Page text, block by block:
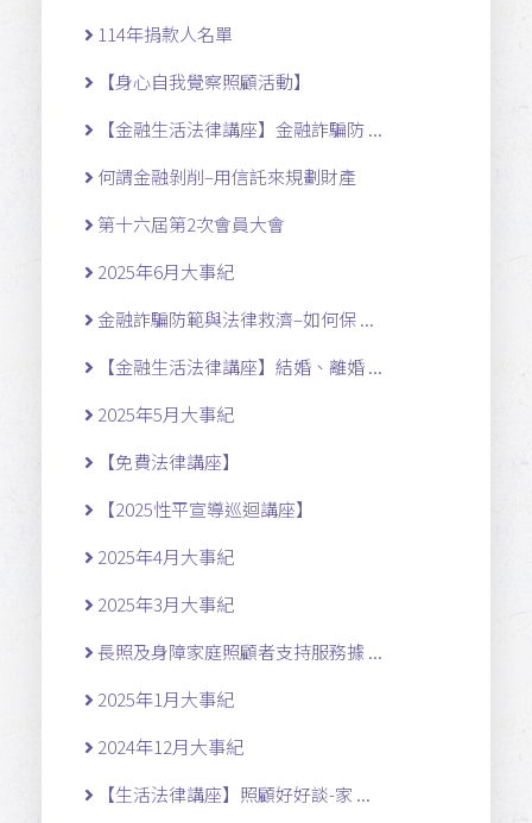
114年捐款人名單
【身心自我覺察照顧活動】
【金融生活法律講座】金融詐騙防 ...
何謂金融剝削–用信託來規劃財產
第十六屆第2次會員大會
2025年6月大事紀
金融詐騙防範與法律救濟–如何保 ...
【金融生活法律講座】結婚、離婚 ...
2025年5月大事紀
【免費法律講座】
【2025性平宣導巡迴講座】
2025年4月大事紀
2025年3月大事紀
長照及身障家庭照顧者支持服務據 ...
2025年1月大事紀
2024年12月大事紀
【生活法律講座】照顧好好談-家 ...